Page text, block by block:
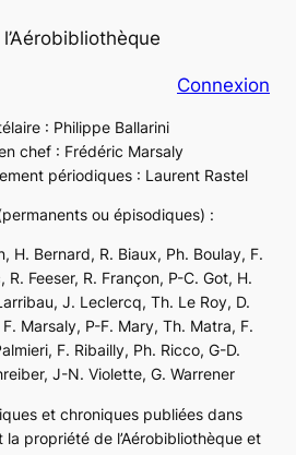
Connexion
: Philippe Ballarini
chef : Frédéric Marsaly
périodiques : Laurent Rastel
ou épisodiques) :
H. Bernard, R. Biaux, Ph. Boulay, F.
Feeser, R. Françon, P-C. Got, H.
J. Leclercq, Th. Le Roy, D.
Marsaly, P-F. Mary, Th. Matra, F.
F. Ribailly, Ph. Ricco, G-D.
J-N. Violette, G. Warrener
et chroniques publiées dans
la propriété de l’Aérobibliothèque et